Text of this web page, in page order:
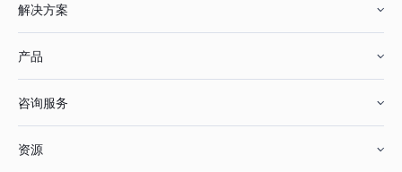
解决方案
鞋服行业
产品
咨询服务
资源